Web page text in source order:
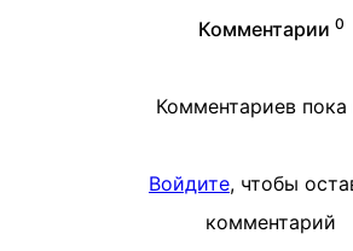
Комментарии 0
Комментариев пока
Войдите, чтобы
комментарий